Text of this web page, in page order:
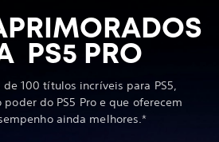
PS5 PRO
100 títulos incríveis para PS5,
do PS5 Pro e que oferecem
ainda melhores.*